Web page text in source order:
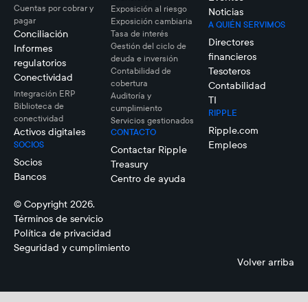
Cuentas por cobrar y
pagar
Conciliación
Informes
regulatorios
Conectividad
Integración ERP
Biblioteca de
conectividad
Activos digitales
SOCIOS
Socios
Bancos
Exposición al riesgo
Exposición cambiaria
Tasa de interés
Gestión del ciclo de
deuda e inversión
Contabilidad de
cobertura
Auditoría y
cumplimiento
Servicios gestionados
CONTACTO
Contactar Ripple
Treasury
Centro de ayuda
Noticias
A QUIÉN SERVIMOS
Directores
financieros
Tesoteros
Contabilidad
TI
RIPPLE
Ripple.com
Empleos
© Copyright 2026.
Términos de servicio
Política de privacidad
Seguridad y cumplimiento
Volver arriba